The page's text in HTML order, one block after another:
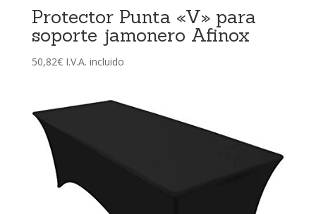
Protector Punta «V» para
soporte jamonero Afinox
50,82€ I.V.A. incluido